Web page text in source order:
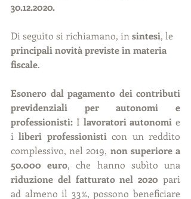
30.12.2020.
Di seguito si richiamano, in sintesi, le
principali novità previste in materia
fiscale.
Esonero dal pagamento dei contributi
previdenziali per autonomi e
professionisti: I lavoratori autonomi e
i liberi professionisti con un reddito
complessivo, nel 2019, non superiore a
50.000 euro
riduzione del fatturato nel 2020 pari
ad almeno il 33%, possono beneficiare